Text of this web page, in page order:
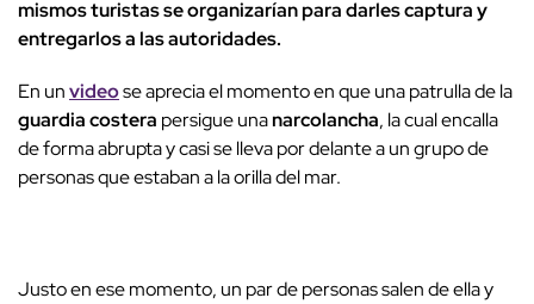
mismos turistas se organizarían para darles captura y
entregarlos a las autoridades.
En unvideose aprecia el momento en que una patrulla de la
guardia costera persigue unanarcolancha, la cual encalla
de forma abrupta y casi se lleva por delante a un grupo de
personas que estaban a la orilla del mar.
Justo en ese momento, un par de personas salen de ella y